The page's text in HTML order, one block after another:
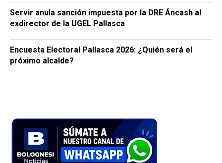
Servir anula sanción impuesta por la DRE Áncash al
exdirector de la UGEL Pallasca
Encuesta Electoral Pallasca 2026: ¿Quién será el
próximo alcalde?